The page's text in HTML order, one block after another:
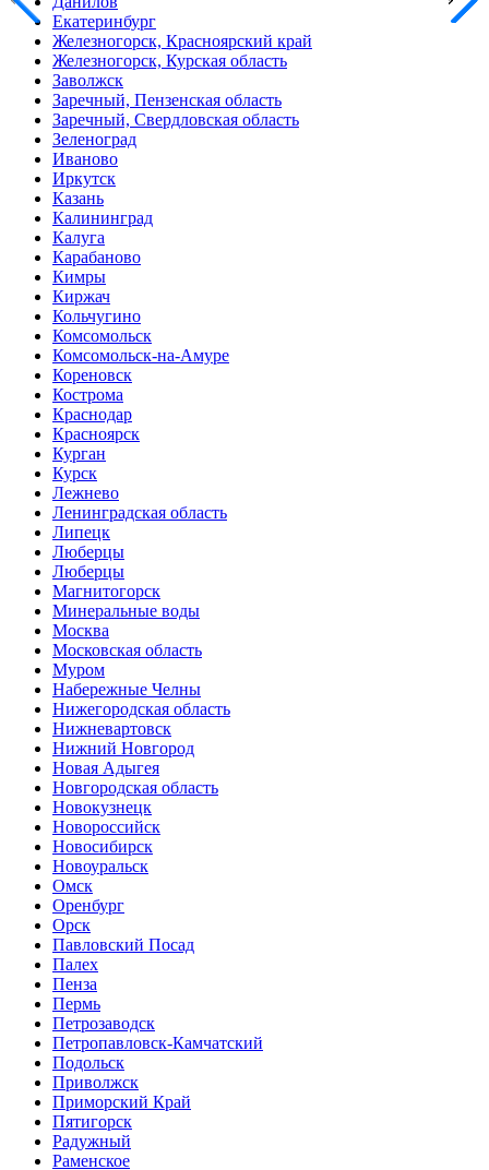
Екатеринбург
Железногорск, Красноярский край
Железногорск, Курская область
Заволжск
Заречный, Пензенская область
Заречный, Свердловская область
Зеленоград
Иваново
Иркутск
Казань
Калининград
Калуга
Карабаново
Кимры
Киржач
Кольчугино
Комсомольск
Комсомольск-на-Амуре
Кореновск
Кострома
Краснодар
Красноярск
Курган
Курск
Лежнево
Ленинградская область
Липецк
Люберцы
Люберцы
Магнитогорск
Минеральные воды
Москва
Московская область
Муром
Набережные Челны
Нижегородская область
Нижневартовск
Нижний Новгород
Новая Адыгея
Новгородская область
Новокузнецк
Новороссийск
Новосибирск
Новоуральск
Омск
Оренбург
Орск
Павловский Посад
Палех
Пенза
Пермь
Петрозаводск
Петропавловск-Камчатский
Подольск
Приволжск
Приморский Край
Пятигорск
Радужный
Раменское